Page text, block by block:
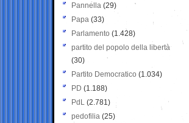
Pannella (29)
Papa (33)
Parlamento (1.428)
partito del popolo della libertà
(30)
Partito Democratico (1.034)
PD (1.188)
PdL (2.781)
pedofilia (25)